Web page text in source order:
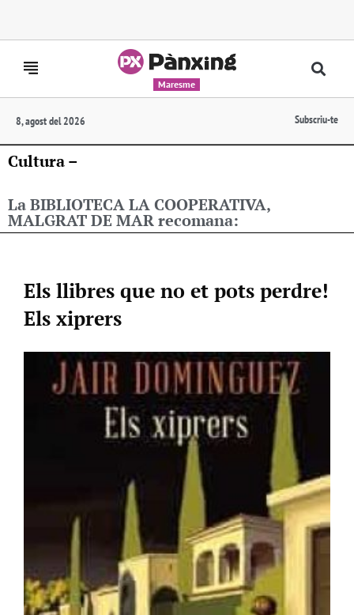
Maresme
8, agost del 2026 Subscriu-te
Cultura –
La BIBLIOTECA LA COOPERATIVA,
MALGRAT DE MAR recomana:
Els llibres que no et pots perdre!
Els xiprers